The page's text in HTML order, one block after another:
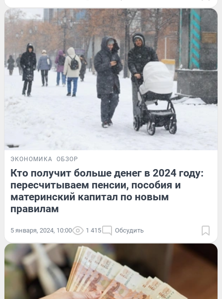
ЭКОНОМИКА ОБЗОР
Кто получит больше денег в 2024 году:
пересчитываем пенсии, пособия и
материнский капитал по новым
правилам
5 января, 2024, 10:00 1 415 Обсудить